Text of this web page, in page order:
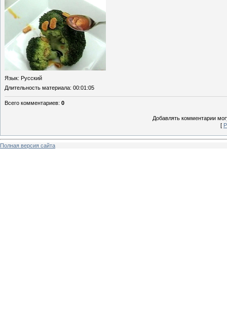
Язык: Русский
Длительность материала: 00:01:05
Всего комментариев: 0
Добавлять комментарии
[
Полная версия сайта